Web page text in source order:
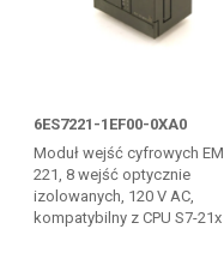
6ES7221-1EF00-0XA0
Moduł wejść cyfrowych EM
221, 8 wejść optycznie
izolowanych, 120 V AC,
kompatybilny z CPU S7-21x